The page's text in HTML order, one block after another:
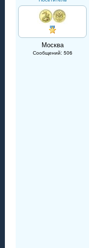
Москва
Сообщений: 506